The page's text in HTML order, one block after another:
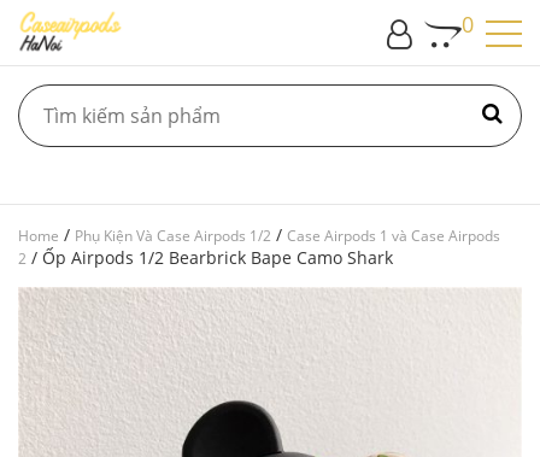
0
Home / Phụ Kiện Và Case Airpods 1/2 / Case Airpods 1 và Case Airpods
2 / Ốp Airpods 1/2 Bearbrick Bape Camo Shark